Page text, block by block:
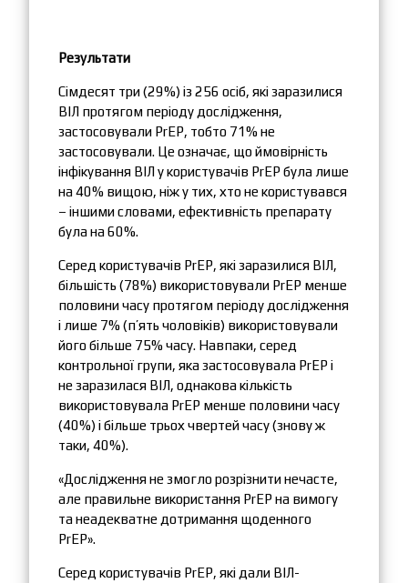
Результати
Сімдесят три (29%) із 256 осіб, які заразилися
ВІЛ протягом періоду дослідження,
застосовували PrEP, тобто 71% не
застосовували. Це означає, що ймовірність
інфікування ВІЛ у користувачів PrEP була лише
на 40% вищою, ніж у тих, хто не користувався
– іншими словами, ефективність препарату
була на 60%.
Серед користувачів PrEP, які заразилися ВІЛ,
більшість (78%) використовували PrEP менше
половини часу протягом періоду дослідження
і лише 7% (п’ять чоловіків) використовували
його більше 75% часу. Навпаки, серед
контрольної групи, яка застосовувала PrEP і
не заразилася ВІЛ, однакова кількість
використовувала PrEP менше половини часу
(40%) і більше трьох чвертей часу (знову ж
таки, 40%).
«Дослідження не змогло розрізнити нечасте,
але правильне використання PrEP на вимогу
та неадекватне дотримання щоденного
PrEP».
Серед користувачів PrEP, які дали ВІЛ-